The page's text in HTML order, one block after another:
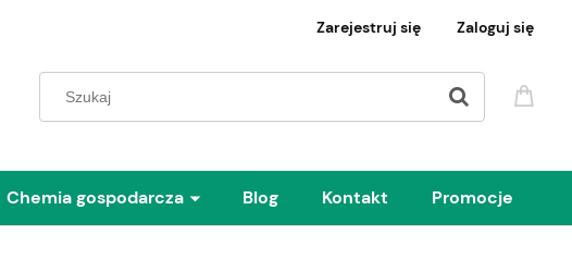
Zarejestruj się Zaloguj się
Chemia gospodarcza Blog Kontakt Promocje